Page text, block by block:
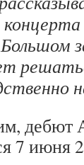
Большом
дебют
7 июня